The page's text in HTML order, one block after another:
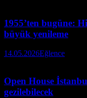
1955’ten bugüne:
büyük yenileme
14.05.2026Eğlence
Open House
gezilebilecek